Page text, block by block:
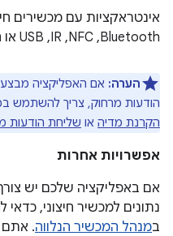
אינטראקציות עם מכשירים
Bluetooth,‏ NFC,‏ IR,‏ USB או חיבור לרשת.
הערה: אם האפליקציה
הודעות מרחוק, צריך להשתמש
הקרנת מדיה או שליחת הודעות
אפשרויות אחרות
אם באפליקציה שלכם יש
נתונים למכשיר חיצוני,
במנהל המכשיר הנלווה. אתם